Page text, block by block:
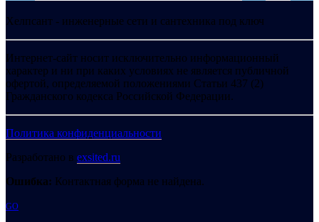
Хелпсант - инженерные сети и сантехника под ключ
Интернет-сайт носит исключительно информационный
характер и ни при каких условиях не является публичной
офертой, определяемой положениями Статьи 437 (2)
Гражданского кодекса Российской Федерации.
Политика конфиденциальности
Разработано в exsited.ru
Ошибка: Контактная форма не найдена.
GO